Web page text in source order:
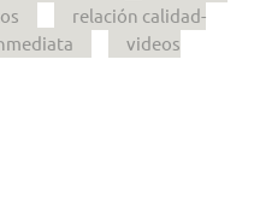
relación calidad-
videos